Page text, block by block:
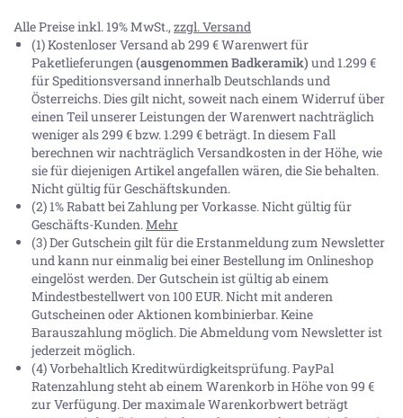
Alle Preise inkl. 19% MwSt., zzgl. Versand
(1) Kostenloser Versand ab 299 € Warenwert für
Paketlieferungen(ausgenommen Badkeramik) und 1.299 €
für Speditionsversand innerhalb Deutschlands und
Österreichs. Dies gilt nicht, soweit nach einem Widerruf über
einen Teil unserer Leistungen der Warenwert nachträglich
weniger als 299 € bzw. 1.299 € beträgt. In diesem Fall
berechnen wir nachträglich Versandkosten in der Höhe, wie
sie für diejenigen Artikel angefallen wären, die Sie behalten.
Nicht gültig für Geschäftskunden.
(2) 1% Rabatt bei Zahlung per Vorkasse. Nicht gültig für
Geschäfts-Kunden.Mehr
(3) Der Gutschein gilt für die Erstanmeldung zum Newsletter
und kann nur einmalig bei einer Bestellung im Onlineshop
eingelöst werden. Der Gutschein ist gültig ab einem
Mindestbestellwert von 100 EUR. Nicht mit anderen
Gutscheinen oder Aktionen kombinierbar. Keine
Barauszahlung möglich. Die Abmeldung vom Newsletter ist
jederzeit möglich.
(4) Vorbehaltlich Kreditwürdigkeitsprüfung. PayPal
Ratenzahlung steht ab einem Warenkorb in Höhe von99 €
zur Verfügung. Der maximale Warenkorbwert beträgt